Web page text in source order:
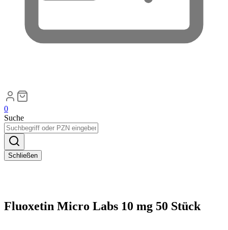
0
Suche
Schließen
Fluoxetin Micro Labs 10 mg 50 Stück